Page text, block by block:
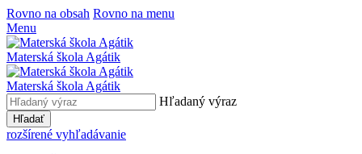
Rovno na obsah Rovno na menu
Menu
Materská škola Agátik
Materská škola Agátik
Hľadaný výraz
Hľadať
rozšírené vyhľadávanie